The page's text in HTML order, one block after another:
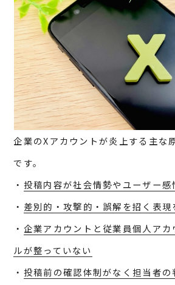
企業のXアカウントが炎上する主な
です。
・ 投稿内容が社会情勢やユーザー感
・ 差別的・攻撃的・誤解を招く表現
・ 企業アカウントと従業員個人アカ
ルが整っていない
・ 投稿前の確認体制がなく担当者の